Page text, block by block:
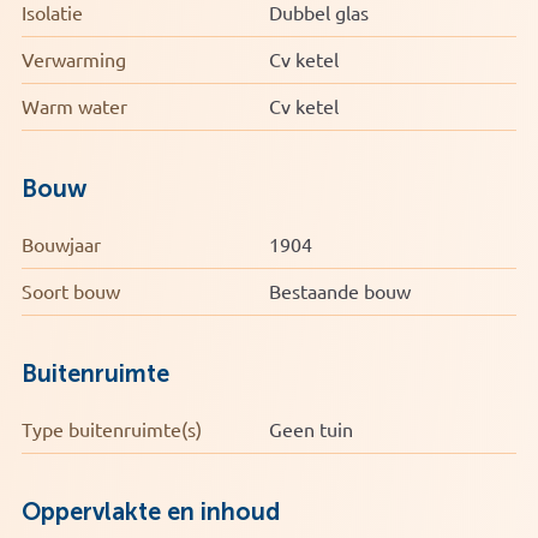
• Woonoppervlakte circa 52 m2
• Inhoud circa 182 m3
• Sfeervolle bovenwoning in Nijmegen-West
• Zonnig balkon bereikbaar vanuit de woonkamer
Isolatie Dubbel glas
Verwarming Cv ketel
Warm water Cv ketel
Bouw
Bouwjaar 1904
Soort bouw Bestaande bouw
Buitenruimte
Type buitenruimte(s) Geen tuin
Oppervlakte en inhoud